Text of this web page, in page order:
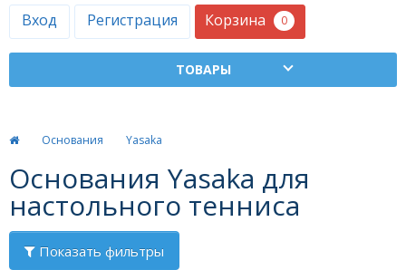
Вход Регистрация Корзина 0
заказ
Оплата
доставка
Москва
Дилеры
Контакты
Форум
Основания Yasaka
Основания Yasaka для
настольного тенниса
Показать фильтры